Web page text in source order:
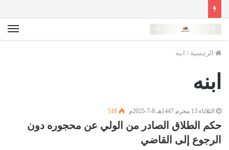
الرئيسية / ابنه
ابنه
الثلاثاء 13 محرم 1447هـ 8-7-2025م 518
حكم الطلاق الصادر من الولي عن محجوره دون
الرجوع إلى القاضي